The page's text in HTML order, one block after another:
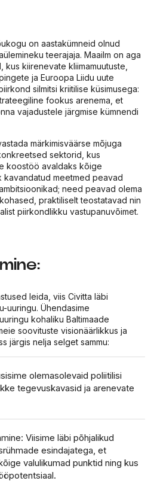
on aastakümneid olnud
teerajaja. Maailm on aga
kiirenevate kliimamuutuste,
ja Euroopa Liidu uute
silmitsi kriitilise küsimusega:
fookus arenema, et
vajadustele järgmise kümnendi
märkimisväärse mõjuga
sektorid, kus
koostöö avaldaks kõige
kavandatud meetmed peavad
need peavad olema
praktiliselt teostatavad nin
piirkondlikku vastupanuvõimet.
leida, viis Civitta läbi
uuringu. Ühendasime
kohaliku Baltimaade
soovituste visionäärlikkus ja
järgis nelja selget sammu:
olemasolevaid poliitilisi
tegevuskavasid ja arenevate
Viisime läbi põhjalikud
esindajatega, et
valulikumad punktid ning kus